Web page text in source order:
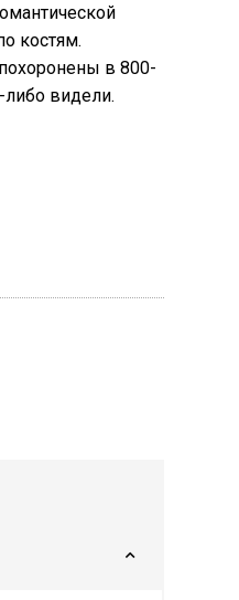
костям.
в 800-
видели.